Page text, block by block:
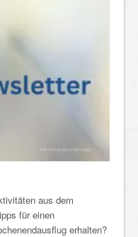
aus dem
für einen
erhalten?